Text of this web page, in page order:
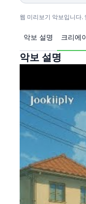
웹 미리보기 악보입니다.
악보 설명 크리에
악보 설명